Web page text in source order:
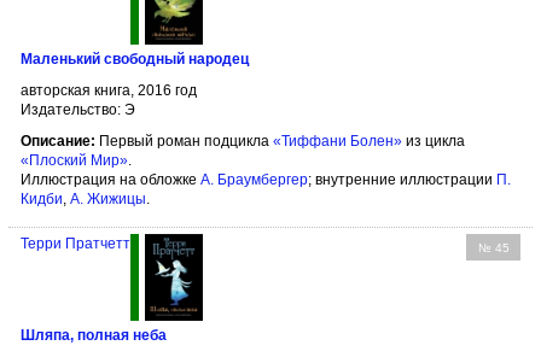
Маленький свободный народец
авторская книга, 2016 год
Издательство: Э
Описание: Первый роман подцикла «Тиффани Болен» из цикла
«Плоский Мир».
Иллюстрация на обложке А. Браумбергер; внутренние иллюстрации П.
Кидби, А. Жижицы.
№ 45
Терри Пратчетт
Шляпа, полная неба